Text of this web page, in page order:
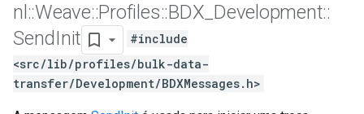
nl ::Weave::Profiles::BDX Development::
SendInit
#include
<src/lib/profiles/bulk-data-
transfer/Development/BDXMessages.h>